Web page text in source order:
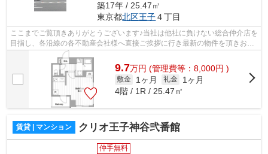
築17年 / 25.47㎡
東京都北区王子４丁目
ここまでご覧頂きありがとうございます♪当社は他社に負けない総合仲介店を
目指し、各沿線の各不動産会社様へ直接ご挨拶に行き最新の物件を頂きお客
様へ提供しております！最新の情報は...
9.7万円 (管理費等：8,000円 )
敷金 1ヶ月 礼金
1ヶ月
4階 / 1R / 25.47㎡
賃貸 | マンション クリオ王子神谷弐番館
仲手無料